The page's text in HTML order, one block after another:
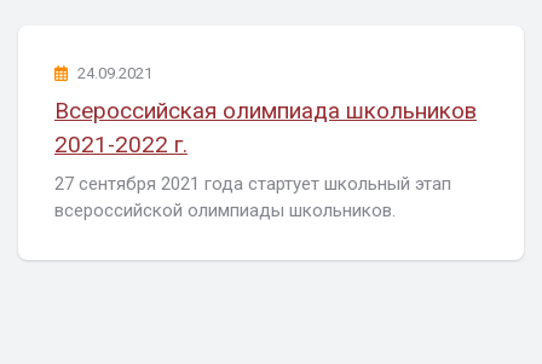
24.09.2021
Всероссийская олимпиада школьников
2021-2022 г.
27 сентября 2021 года стартует школьный этап
всероссийской олимпиады школьников.